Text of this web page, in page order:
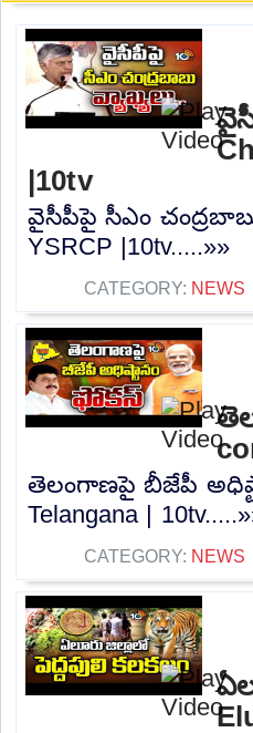
|10tv
వైసీపీపై సీఎం
YSRCP |10tv.....»»
CATEGORY: NEWS
తెలంగాణపై బీజేపీ
Telangana |
CATEGORY: NEWS